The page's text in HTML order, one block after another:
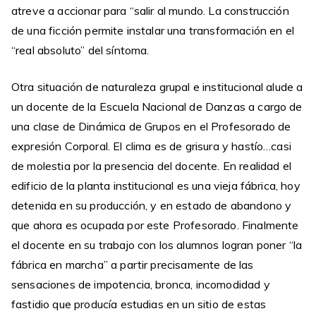
atreve a accionar para “salir al mundo. La construcción
de una ficción permite instalar una transformación en el
“real absoluto” del síntoma.
Otra situación de naturaleza grupal e institucional alude a
un docente de la Escuela Nacional de Danzas a cargo de
una clase de Dinámica de Grupos en el Profesorado de
expresión Corporal. El clima es de grisura y hastío…casi
de molestia por la presencia del docente. En realidad el
edificio de la planta institucional es una vieja fábrica, hoy
detenida en su producción, y en estado de abandono y
que ahora es ocupada por este Profesorado. Finalmente
el docente en su trabajo con los alumnos logran poner “la
fábrica en marcha” a partir precisamente de las
sensaciones de impotencia, bronca, incomodidad y
fastidio que producía estudias en un sitio de estas